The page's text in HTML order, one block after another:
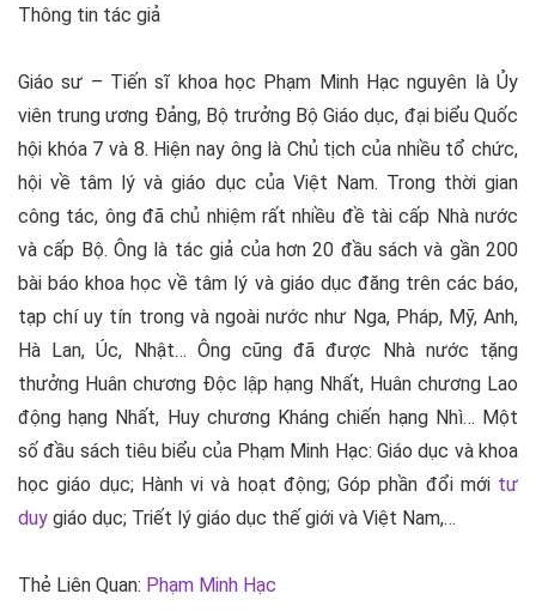
Thông tin tác giả
Giáo sư – Tiến sĩ khoa học Phạm Minh Hạc nguyên là Ủy
viên trung ương Đảng, Bộ trưởng Bộ Giáo dục, đại biểu Quốc
hội khóa 7 và 8. Hiện nay ông là Chủ tịch của nhiều tổ chức,
hội về tâm lý và giáo dục của Việt Nam. Trong thời gian
công tác, ông đã chủ nhiệm rất nhiều đề tài cấp Nhà nước
và cấp Bộ. Ông là tác giả của hơn 20 đầu sách và gần 200
bài báo khoa học về tâm lý và giáo dục đăng trên các báo,
tạp chí uy tín trong và ngoài nước như Nga, Pháp, Mỹ, Anh,
Hà Lan, Úc, Nhật… Ông cũng đã được Nhà nước tặng
thưởng Huân chương Độc lập hạng Nhất, Huân chương Lao
động hạng Nhất, Huy chương Kháng chiến hạng Nhì… Một
số đầu sách tiêu biểu của Phạm Minh Hạc: Giáo dục và khoa
học giáo dục; Hành vi và hoạt động; Góp phần đổi mới tư
duy giáo dục; Triết lý giáo dục thế giới và Việt Nam,…
Thẻ Liên Quan: Phạm Minh Hạc